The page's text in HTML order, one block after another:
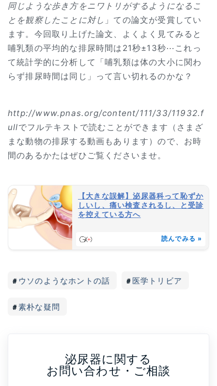
同じような歩き方をニワトリがするようになるこ
とを観察したことに対し 」ての論文が受賞してい
ます。今回取り上げた論文、よくよく見てみると
哺乳類の平均的な排尿時間は21秒±13秒⋯これっ
て統計学的に分析して「哺乳類は体の大小に関わ
らず排尿時間は同じ」って言い切れるのかな？
http://www.pnas.org/content/111/33/11932.f
ullでフルテキストで読むことができます（さまざ
まな動物の排尿する動画もあります）ので、お時
間のあるかたはぜひご覧くださいませ。
【大きな誤解】泌尿器科って恥ずか
しいし、痛い検査されるし、と受診
を控えている方へ
読んでみる »
ウソのようなホントの話 医学トリビア
素朴な疑問
泌尿器に関する
お問い合わせ・ご相談